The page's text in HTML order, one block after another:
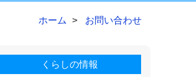
ホーム お問い合わせ
くらしの情報